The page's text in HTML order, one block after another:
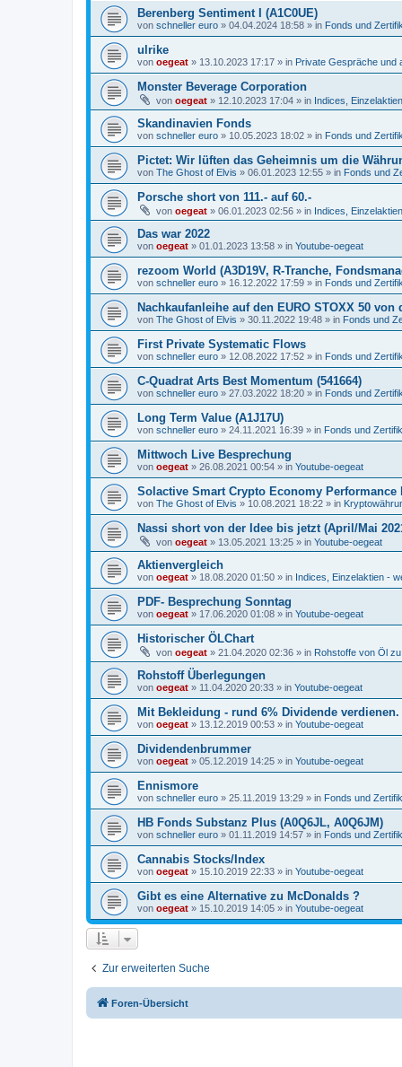
Berenberg Sentiment I (A1C0UE)
von schneller euro » 04.04.2024 18:58 » in Fonds und
ulrike
von oegeat » 13.10.2023 17:17 » in Private Gespräche und
Monster Beverage Corporation
von oegeat » 12.10.2023 17:04 » in Indices,
Skandinavien Fonds
von schneller euro » 10.05.2023 18:02 » in Fonds und
Pictet: Wir lüften das Geheimnis um die
von The Ghost of Elvis » 06.01.2023 12:55 » in Fonds und
Porsche short von 111.- auf 60.-
von oegeat » 06.01.2023 02:56 » in Indices,
Das war 2022
von oegeat » 01.01.2023 13:58 » in Youtube-oegeat
rezoom World (A3D19V, R-Tranche,
von schneller euro » 16.12.2022 17:59 » in Fonds und
Nachkaufanleihe auf den EURO STOXX 50 von
von The Ghost of Elvis » 30.11.2022 19:48 » in Fonds und
First Private Systematic Flows
von schneller euro » 12.08.2022 17:52 » in Fonds und
C-Quadrat Arts Best Momentum (541664)
von schneller euro » 27.03.2022 18:20 » in Fonds und
Long Term Value (A1J17U)
von schneller euro » 24.11.2021 16:39 » in Fonds und
Mittwoch Live Besprechung
von oegeat » 26.08.2021 00:54 » in Youtube-oegeat
Solactive Smart Crypto Economy Performance
von The Ghost of Elvis » 10.08.2021 18:22 » in
Nassi short von der Idee bis jetzt (April/Mai
von oegeat » 13.05.2021 13:25 » in Youtube-oegeat
Aktienvergleich
von oegeat » 18.08.2020 01:50 » in Indices, Einzelaktien -
PDF- Besprechung Sonntag
von oegeat » 17.06.2020 01:08 » in Youtube-oegeat
Historischer ÖLChart
von oegeat » 21.04.2020 02:36 » in Rohstoffe von Öl
Rohstoff Überlegungen
von oegeat » 11.04.2020 20:33 » in Youtube-oegeat
Mit Bekleidung - rund 6% Dividende verdienen.
von oegeat » 13.12.2019 00:53 » in Youtube-oegeat
Dividendenbrummer
von oegeat » 05.12.2019 14:25 » in Youtube-oegeat
Ennismore
von schneller euro » 25.11.2019 13:29 » in Fonds und
HB Fonds Substanz Plus (A0Q6JL, A0Q6JM)
von schneller euro » 01.11.2019 14:57 » in Fonds und
Cannabis Stocks/Index
von oegeat » 15.10.2019 22:33 » in Youtube-oegeat
Gibt es eine Alternative zu McDonalds ?
von oegeat » 15.10.2019 14:05 » in Youtube-oegeat
Zur erweiterten Suche
Foren-Übersicht